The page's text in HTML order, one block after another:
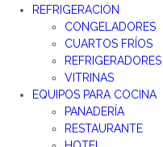
REFRIGERACIÓN
CONGELADORES
CUARTOS FRÍOS
REFRIGERADORES
VITRINAS
EQUIPOS PARA COCINA
PANADERÍA
RESTAURANTE